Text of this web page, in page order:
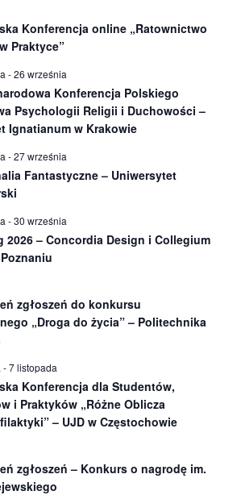
Konferencja online „Ratownictwo
Praktyce”
-26 września
Konferencja Polskiego
Psychologii Religii i Duchowości –
Ignatianum w Krakowie
-27 września
Fantastyczne – Uniwersytet
-30 września
2026 – Concordia Design i Collegium
zgłoszeń do konkursu
„Droga do życia” – Politechnika
-7 listopada
Konferencja dla Studentów,
i Praktyków „Różne Oblicza
– UJD w Częstochowie
zgłoszeń – Konkurs o nagrodę im.